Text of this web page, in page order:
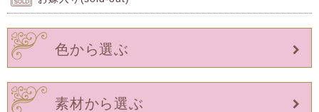
色から選ぶ
素材から選ぶ